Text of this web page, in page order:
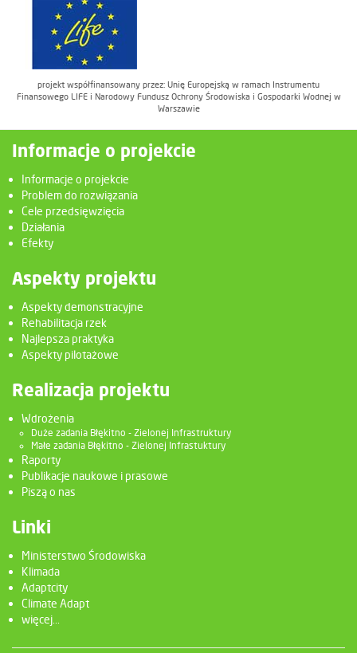
projekt współfinansowany przez: Unię Europejską w ramach Instrumentu
Finansowego LIFE i Narodowy Fundusz Ochrony Środowiska i Gospodarki Wodnej w
Warszawie
Informacje o projekcie
Informacje o projekcie
Problem do rozwiązania
Cele przedsięwzięcia
Działania
Efekty
Aspekty projektu
Aspekty demonstracyjne
Rehabilitacja rzek
Najlepsza praktyka
Aspekty pilotażowe
Realizacja projektu
Wdrożenia
Duże zadania Błękitno - Zielonej Infrastruktury
Małe zadania Błękitno - Zielonej Infrastuktury
Raporty
Publikacje naukowe i prasowe
Piszą o nas
Linki
Ministerstwo Środowiska
Klimada
Adaptcity
Climate Adapt
więcej...